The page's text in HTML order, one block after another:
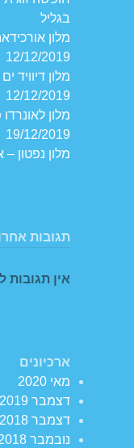
בגליל
מלון
12/12/2019
מלון
12/12/2019
מלון
19/12/2019
מלון נפטון – אילת
תגובות
אין תגובות
ארכיונים
מאי 2020
דצמבר 2019
דצמבר 2018
נובמבר 2018